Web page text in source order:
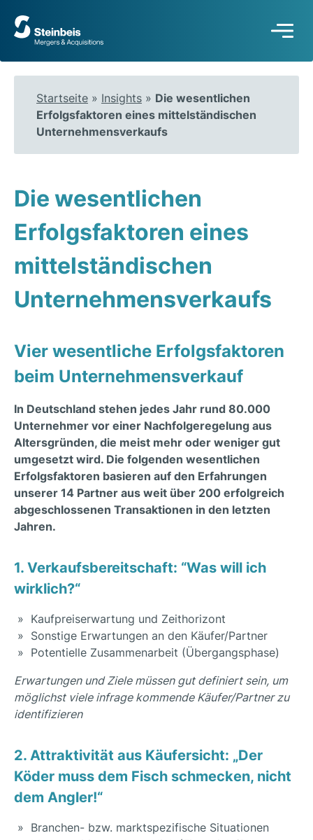
Zur
Startseite
Startseite » Insights » Die wesentlichen
Erfolgsfaktoren eines mittelständischen
Unternehmensverkaufs
Die wesentlichen
Erfolgsfaktoren eines
mittelständischen
Unternehmensverkaufs
Vier wesentliche Erfolgsfaktoren
beim Unternehmensverkauf
In Deutschland stehen jedes Jahr rund 80.000
Unternehmer vor einer Nachfolgeregelung aus
Altersgründen, die meist mehr oder weniger gut
umgesetzt wird. Die folgenden wesentlichen
Erfolgsfaktoren basieren auf den Erfahrungen
unserer 14 Partner aus weit über 200 erfolgreich
abgeschlossenen Transaktionen in den letzten
Jahren.
1. Verkaufsbereitschaft: “Was will ich
wirklich?“
Kaufpreiserwartung und Zeithorizont
Sonstige Erwartungen an den Käufer/Partner
Potentielle Zusammenarbeit (Übergangsphase)
Erwartungen und Ziele müssen gut definiert sein, um
möglichst viele infrage kommende Käufer/Partner zu
identifizieren
2. Attraktivität aus Käufersicht: „Der
Köder muss dem Fisch schmecken, nicht
dem Angler!“
Branchen- bzw. marktspezifische Situationen